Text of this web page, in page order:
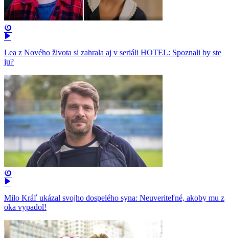
Lea z Nového života si zahrala aj v seriáli HOTEL: Spoznali by ste
ju?
Milo Kráľ ukázal svojho dospelého syna: Neuveriteľné, akoby mu z
oka vypadol!